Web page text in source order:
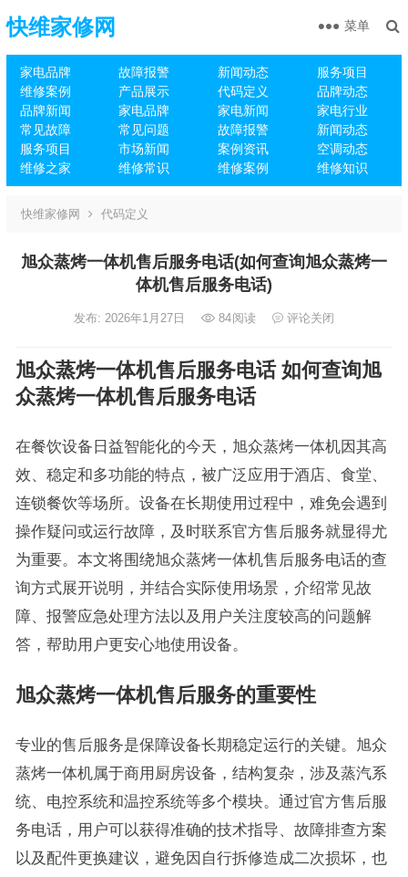
快维家修网
家电品牌 故障报警 新闻动态
服务项目
维修案例
产品展示 代码定义
品牌动态
品牌新闻
家电品牌 家电新闻
家电行业
常见故障
常见问题 故障报警
新闻动态
服务项目
市场新闻 案例资讯
空调动态
维修之家
维修常识 维修案例 维修知识
菜单
快维家修网 代码定义
旭众蒸烤一体机售后服务电话(如何查询旭众蒸烤一
体机售后服务电话)
发布: 2026年1月27日 84阅读 评论关闭
旭众蒸烤一体机售后服务电话 如何查询旭
众蒸烤一体机售后服务电话
在餐饮设备日益智能化的今天，旭众蒸烤一体机因其高
效、稳定和多功能的特点，被广泛应用于酒店、食堂、
连锁餐饮等场所。设备在长期使用过程中，难免会遇到
操作疑问或运行故障，及时联系官方售后服务就显得尤
为重要。本文将围绕旭众蒸烤一体机售后服务电话的查
询方式展开说明，并结合实际使用场景，介绍常见故
障、报警应急处理方法以及用户关注度较高的问题解
答，帮助用户更安心地使用设备。
旭众蒸烤一体机售后服务的重要性
专业的售后服务是保障设备长期稳定运行的关键。旭众
蒸烤一体机属于商用厨房设备，结构复杂，涉及蒸汽系
统、电控系统和温控系统等多个模块。通过官方售后服
务电话，用户可以获得准确的技术指导、故障排查方案
以及配件更换建议，避免因自行拆修造成二次损坏，也